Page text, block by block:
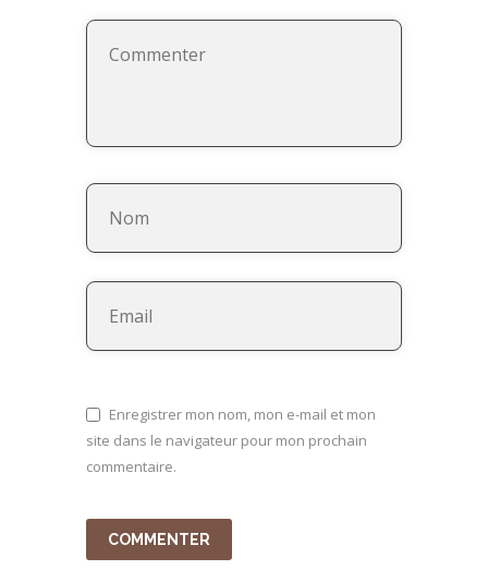
Enregistrer mon nom, mon e-mail et mon
site dans le navigateur pour mon prochain
commentaire.